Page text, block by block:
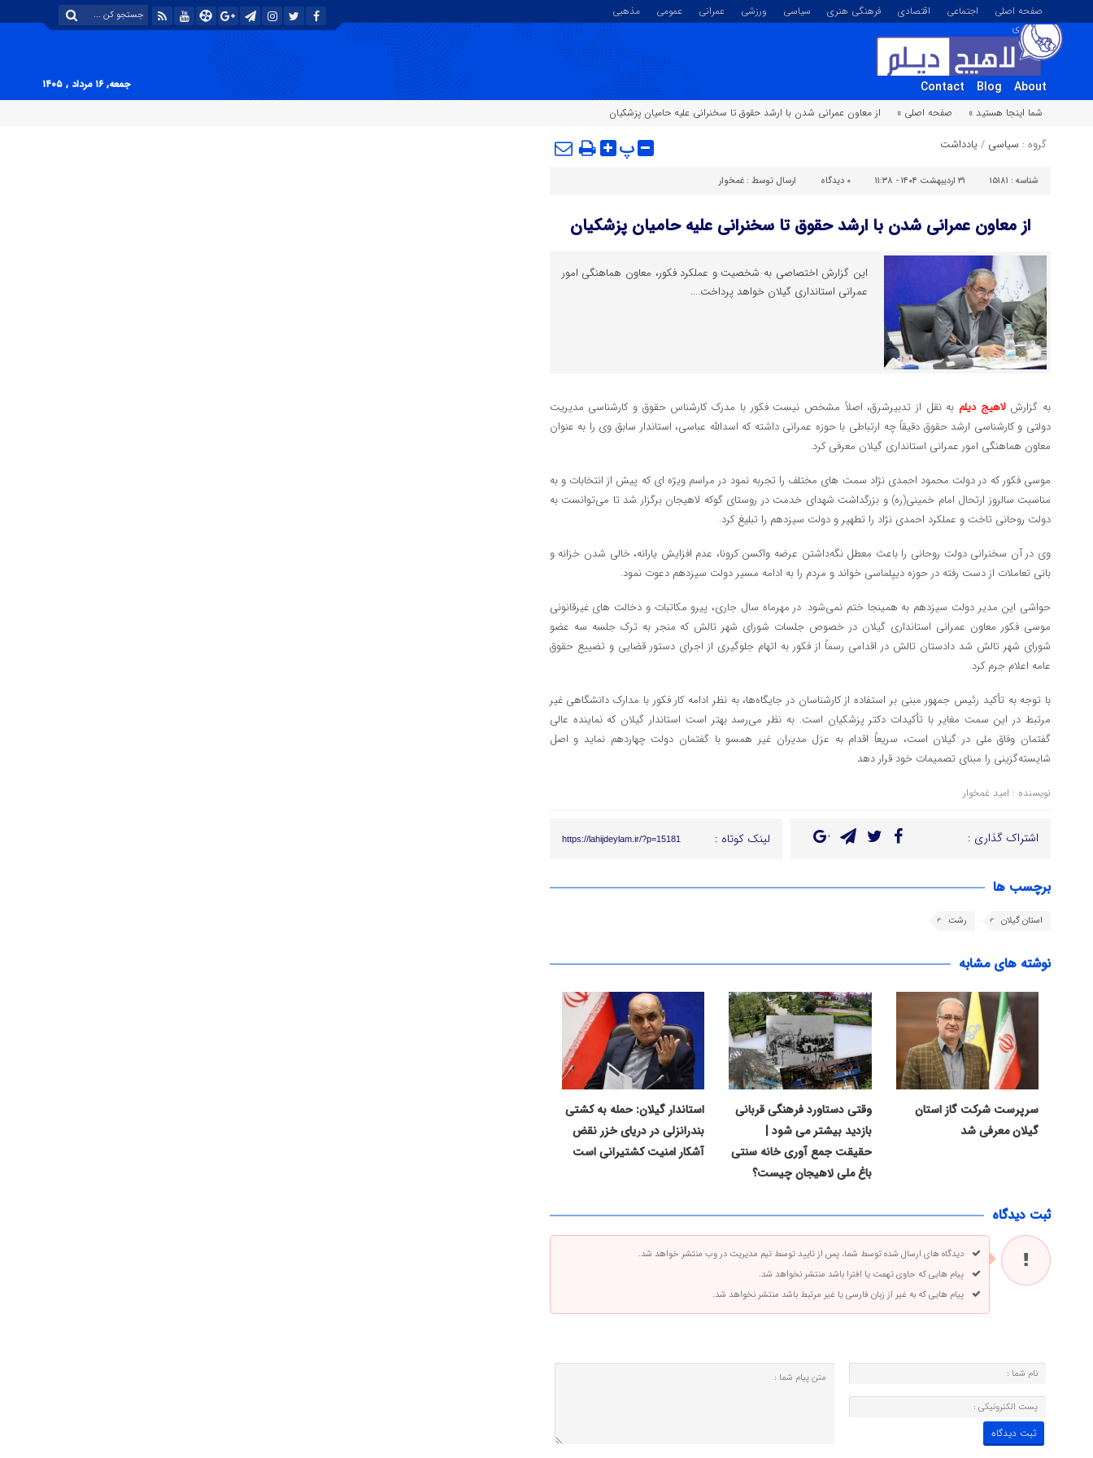
صفحه اصلی اجتماعی اقتصادی فرهنگی هنری سیاسی ورزشی عمرانی عمومی
مذهبی
تصویری
About
Blog
Contact
جمعه, ۱۶ مرداد , ۱۴۰۵
شما اینجا هستید »
صفحه اصلی » از معاون عمرانی شدن با ارشد حقوق تا سخنرانی علیه حامیان پزشکیان
گروه : سیاسی /یادداشت پ
شناسه : ۱۵۱۸۱ ۳۱ اردیبهشت ۱۴۰۴ - ۱۱:۳۸ ۰ دیدگاه ارسال توسط : غمخوار
از معاون عمرانی شدن با ارشد حقوق تا سخنرانی علیه حامیان پزشکیان
این گزارش اختصاصی به شخصیت و عملکرد فکور، معاون هماهنگی امور
عمرانی استانداری گیلان خواهد پرداخت....
به گزارشلاهیج دیلم به نقل از تدبیرشرق، اصلاً مشخص نیست فکور با مدرک کارشناس حقوق و کارشناسی مدیریت
دولتی و کارشناسی ارشد حقوق دقیقاً چه ارتباطی با حوزه عمرانی داشته که اسدالله عباسی، استاندار سابق وی را به عنوان
معاون هماهنگی امور عمرانی استانداری گیلان معرفی کرد.
موسی فکور که در دولت محمود احمدی نژاد سمت های مختلف را تجربه نمود در مراسم ویژه ای که پیش از انتخابات و به
مناسبت سالروز ارتحال امام خمینی(ره) و بزرگداشت شهدای خدمت در روستای گوکه لاهیجان برگزار شد تا می‌توانست به
دولت روحانی تاخت و عملکرد احمدی نژاد را تطهیر و دولت سیزدهم را تبلیغ ‌کرد.
وی در آن سخنرانی دولت روحانی را باعث معطل نگه‌داشتن عرضه واکسن کرونا، عدم افزایش یارانه، خالی شدن خزانه و
بانی تعاملات از دست رفته در حوزه دیپلماسی خواند و مردم را به ادامه مسیر دولت سیزدهم دعوت نمود.
حواشی این مدیر دولت سیزدهم به همینجا ختم نمی‌شود. در مهرماه سال جاری، پیرو مکاتبات و دخالت های غیرقانونی
موسی فکور معاون عمرانی استانداری گیلان در خصوص جلسات شورای شهر تالش که منجر به ترک جلسه سه عضو
شورای شهر تالش شد دادستان تالش در اقدامی رسماً از فکور به اتهام جلوگیری از اجرای دستور قضایی و تضییع حقوق
عامه اعلام جرم کرد.
با توجه به تأکید رئیس جمهور مبنی بر استفاده از کارشناسان در جایگاه‌ها، به نظر ادامه کار فکور با مدارک دانشگاهی غیر
مرتبط در این سمت مغایر با تأکیدات دکتر پزشکیان است. به نظر می‌رسد بهتر است استاندار گیلان که نماینده عالی
گفتمان وفاق ملی در گیلان است، سریعاً اقدام به عزل مدیران غیر همسو با گفتمان دولت چهاردهم نماید و اصل
شایسته‌گزینی را مبنای تصمیمات خود قرار دهد
نویسنده : امید غمخوار
اشتراک گذاری : لینک کوتاه : https://lahijdeylam.ir/?p=15181
برچسب ها
استان گیلان رشت
نوشته های مشابه
سرپرست شرکت گاز استان
گیلان معرفی شد
وقتی دستاورد فرهنگی قربانی
بازدید بیشتر می شود |
حقیقت جمع آوری خانه سنتی
باغ ملی لاهیجان چیست؟
استاندار گیلان: حمله به کشتی
بندرانزلی در دریای خزر نقض
آشکار امنیت کشتیرانی است
ثبت دیدگاه
دیدگاه های ارسال شده توسط شما، پس از تایید توسط تیم مدیریت در وب منتشر خواهد شد.
پیام هایی که حاوی تهمت یا افترا باشد منتشر نخواهد شد.
پیام هایی که به غیر از زبان فارسی یا غیر مرتبط باشد منتشر نخواهد شد.